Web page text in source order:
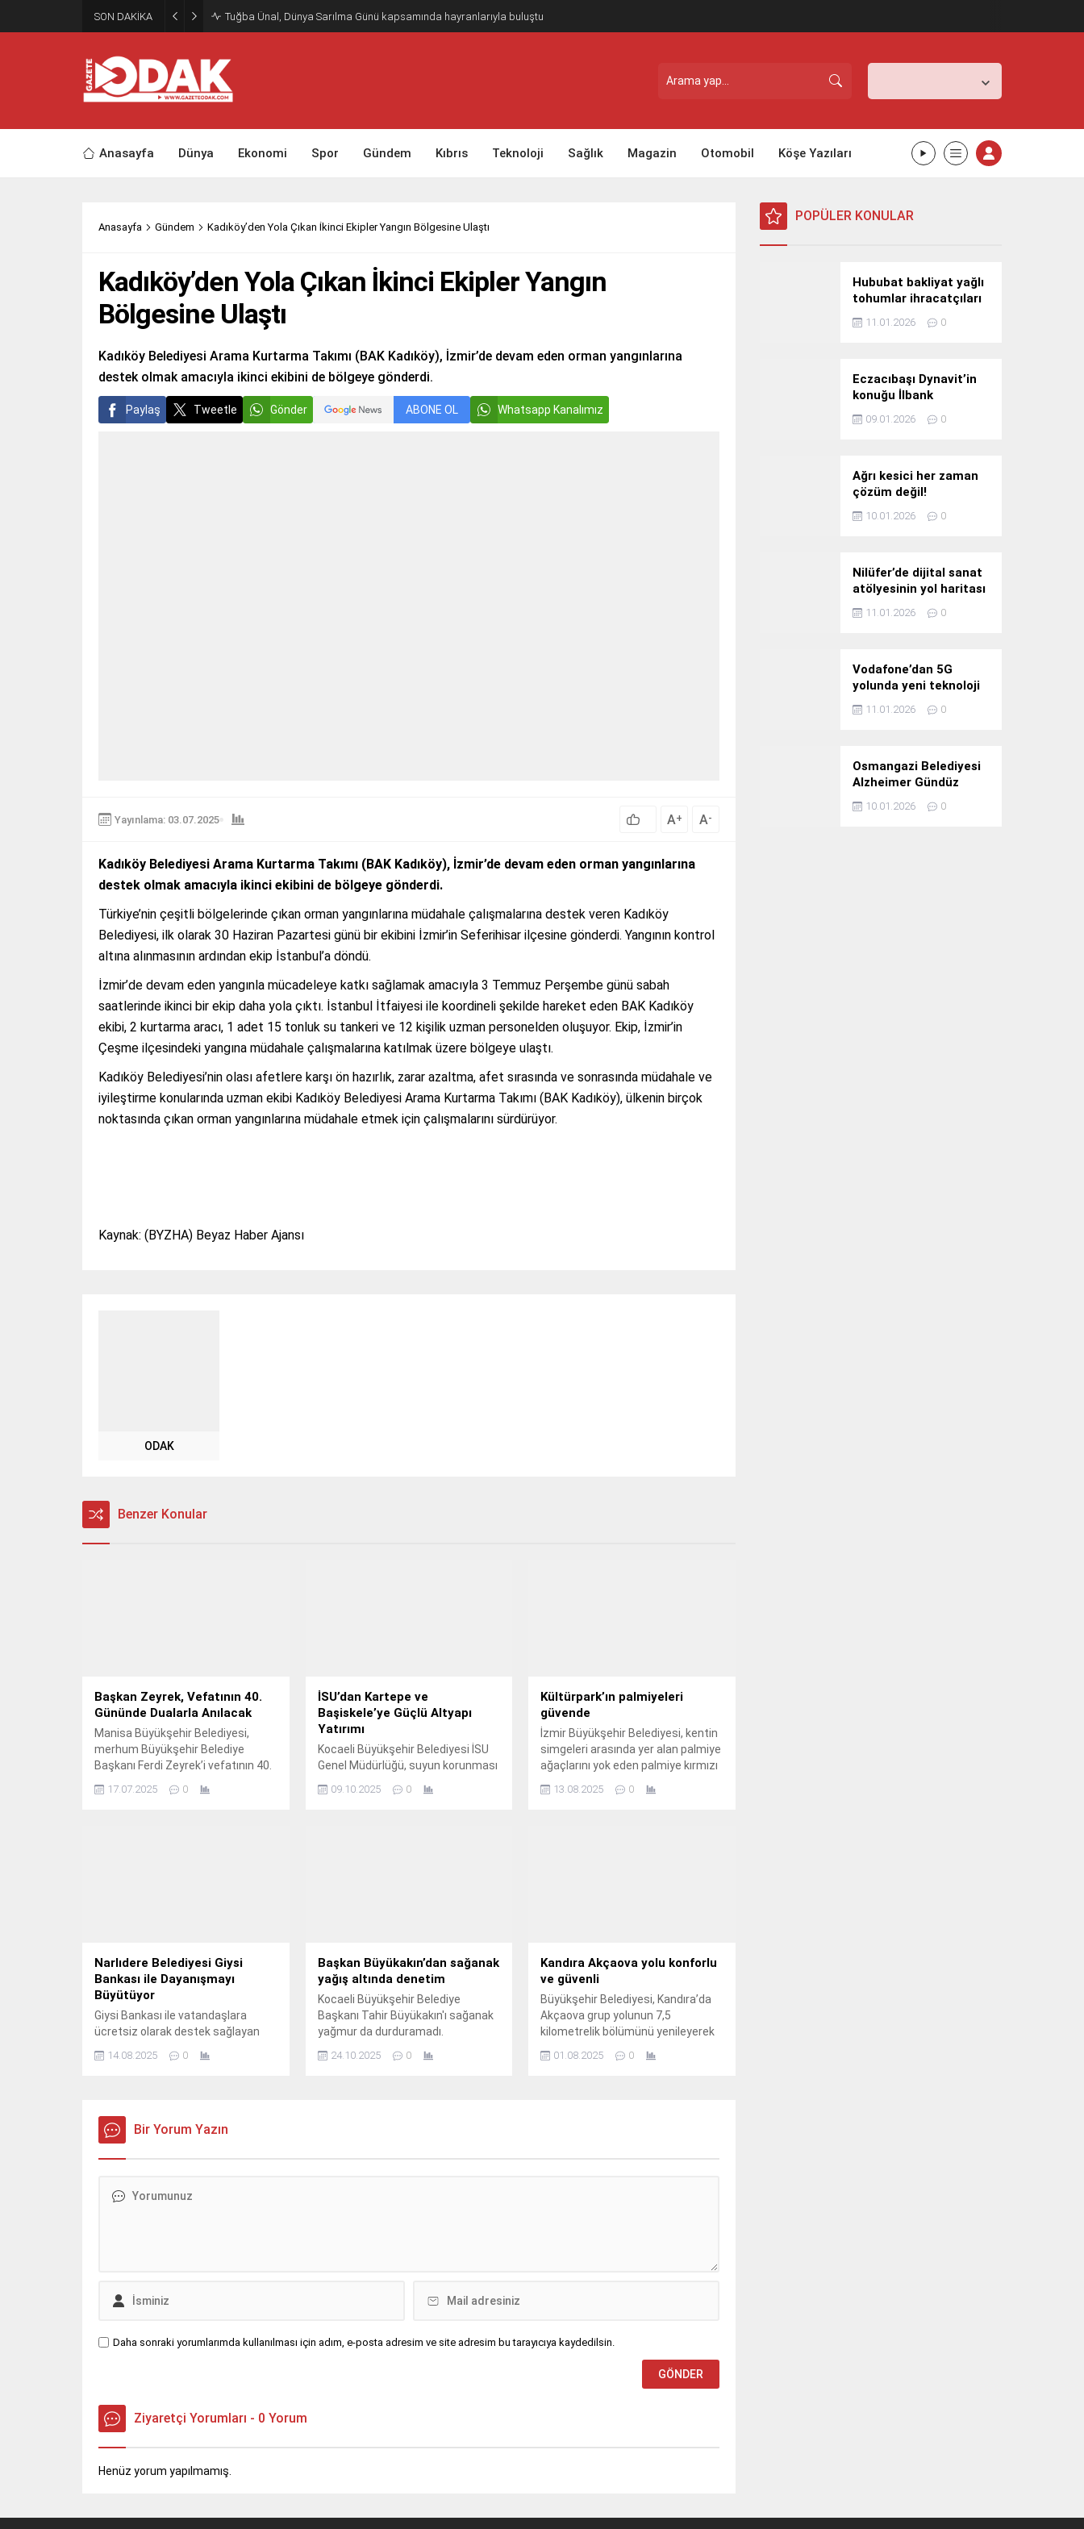
SON DAKİKA Tuğba Ünal, Dünya Sarılma Günü kapsamında hayranlarıyla buluştu
Anasayfa Dünya Ekonomi Spor Gündem Kıbrıs Teknoloji Sağlık Magazin Otomobil Köşe Yazıları
Anasayfa Gündem Kadıköy’den Yola Çıkan İkinci Ekipler Yangın Bölgesine Ulaştı
Kadıköy’den Yola Çıkan İkinci Ekipler Yangın
Bölgesine Ulaştı
Kadıköy Belediyesi Arama Kurtarma Takımı (BAK Kadıköy), İzmir’de devam eden orman yangınlarına
destek olmak amacıyla ikinci ekibini de bölgeye gönderdi.
Paylaş Tweetle Gönder ABONE OL Whatsapp Kanalımız
Yayınlama: 03.07.2025 A+ A-
Kadıköy Belediyesi Arama Kurtarma Takımı (BAK Kadıköy), İzmir’de devam eden orman yangınlarına
destek olmak amacıyla ikinci ekibini de bölgeye gönderdi.
Türkiye’nin çeşitli bölgelerinde çıkan orman yangınlarına müdahale çalışmalarına destek veren Kadıköy
Belediyesi, ilk olarak 30 Haziran Pazartesi günü bir ekibini İzmir’in Seferihisar ilçesine gönderdi. Yangının kontrol
altına alınmasının ardından ekip İstanbul’a döndü.
İzmir’de devam eden yangınla mücadeleye katkı sağlamak amacıyla 3 Temmuz Perşembe günü sabah
saatlerinde ikinci bir ekip daha yola çıktı. İstanbul İtfaiyesi ile koordineli şekilde hareket eden BAK Kadıköy
ekibi, 2 kurtarma aracı, 1 adet 15 tonluk su tankeri ve 12 kişilik uzman personelden oluşuyor. Ekip, İzmir’in
Çeşme ilçesindeki yangına müdahale çalışmalarına katılmak üzere bölgeye ulaştı.
Kadıköy Belediyesi’nin olası afetlere karşı ön hazırlık, zarar azaltma, afet sırasında ve sonrasında müdahale ve
iyileştirme konularında uzman ekibi Kadıköy Belediyesi Arama Kurtarma Takımı (BAK Kadıköy), ülkenin birçok
noktasında çıkan orman yangınlarına müdahale etmek için çalışmalarını sürdürüyor.
Kaynak: (BYZHA) Beyaz Haber Ajansı
ODAK
Benzer Konular
Başkan Zeyrek, Vefatının 40.
Gününde Dualarla Anılacak
Manisa Büyükşehir Belediyesi,
merhum Büyükşehir Belediye
Başkanı Ferdi Zeyrek’i vefatının 40.
17.07.2025 0
İSU’dan Kartepe ve
Başiskele’ye Güçlü Altyapı
Yatırımı
Kocaeli Büyükşehir Belediyesi İSU
Genel Müdürlüğü, suyun korunması
ve sürdürülebilirliğini sağlamak
amacıyla altyapı yatırımlarını 12
09.10.2025 0
Kültürpark’ın palmiyeleri
güvende
İzmir Büyükşehir Belediyesi, kentin
simgeleri arasında yer alan palmiye
ağaçlarını yok eden palmiye kırmızı
böceğine geçit vermiyor.
13.08.2025 0
Narlıdere Belediyesi Giysi
Bankası ile Dayanışmayı
Büyütüyor
Giysi Bankası ile vatandaşlara
ücretsiz olarak destek sağlayan
hizmetinden, ocak ayından bu yana
geçirdiği Giysi Bankası ile ihtiyaç
sahibi vatandaşlara umut olmaya
devam ediyor.
14.08.2025 0
Başkan Büyükakın’dan sağanak
yağış altında denetim
Kocaeli Büyükşehir Belediye
Başkanı Tahir Büyükakın'ı sağanak
yağmur da durduramadı.
24.10.2025 0
Kandıra Akçaova yolu konforlu
ve güvenli
Büyükşehir Belediyesi, Kandıra’da
Akçaova grup yolunun 7,5
kilometrelik bölümünü yenileyerek
01.08.2025 0
Bir Yorum Yazın
Daha sonraki yorumlarımda kullanılması için adım, e-posta adresim ve site adresim bu tarayıcıya kaydedilsin.
Ziyaretçi Yorumları - 0 Yorum
Henüz yorum yapılmamış.
POPÜLER KONULAR
Hububat bakliyat yağlı
tohumlar ihracatçıları
Güney Kore yolcusu
11.01.2026 0
Eczacıbaşı Dynavit’in
konuğu İlbank
09.01.2026 0
Ağrı kesici her zaman
çözüm değil!
10.01.2026 0
Nilüfer’de dijital sanat
atölyesinin yol haritası
konuşuldu
11.01.2026 0
Vodafone’dan 5G
yolunda yeni teknoloji
yatırımı
11.01.2026 0
Osmangazi Belediyesi
Alzheimer Gündüz
Bakım Evi 3. Yılını
Kutladı
10.01.2026 0